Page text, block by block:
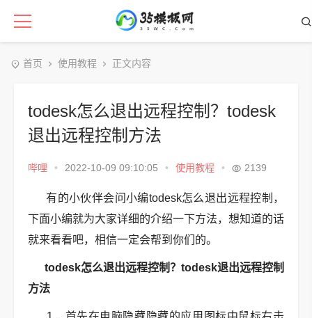
首页 使用教程 正文内容
todesk怎么退出远程控制？todesk
退出远程控制方法
哔哩 • 2022-10-09 09:10:05 • 使用教程 • 2139
有的小伙伴会问小编todesk怎么退出远程控制，
下面小编就为大家详细的介绍一下方法，想知道的话
就来看看吧，相信一定会帮到你们的。
todesk怎么退出远程控制？todesk退出远程控制
方法